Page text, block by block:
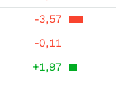
-3,57
-0,11
+1,97